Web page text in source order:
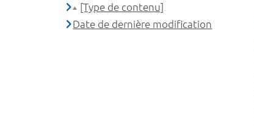
[Type de contenu]
Date de dernière modification